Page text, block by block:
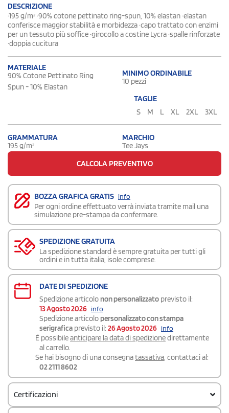
DESCRIZIONE
·195 g/m² ·90% cotone pettinato ring-spun, 10% elastan ·elastan
conferisce maggior stabilità e morbidezza ·capo trattato con enzimi
per un tessuto più soffice ·girocollo a costine Lycra ·spalle rinforzate
·doppia cucitura
MATERIALE
90% Cotone Pettinato Ring
Spun - 10% Elastan
MINIMO ORDINABILE
10 pezzi
TAGLIE
S
M L XL 2XL 3XL
GRAMMATURA
195 g/m²
MARCHIO
Tee Jays
CALCOLA PREVENTIVO
BOZZA GRAFICA GRATIS info
Per ogni ordine effettuato verrà inviata tramite mail una
simulazione pre-stampa da confermare.
SPEDIZIONE GRATUITA
La spedizione standard è sempre gratuita per tutti gli
ordini e in tutta italia, isole comprese.
DATE DI SPEDIZIONE
Spedizione articolo non personalizzato previsto il:
13 Agosto 2026 info
Spedizione articolo personalizzato con stampa
serigrafica previsto il: 26 Agosto 2026 info
É possibileanticipare la data di spedizionedirettamente
al carrello.
Se hai bisogno di una consegnatassativa, contattaci al:
02 2111 8602
Certificazioni